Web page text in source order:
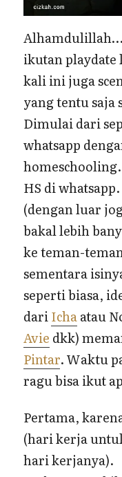
ikutan
kali ini juga
yang tentu saja
Dimulai dari
whatsapp
HS di
(dengan luar
bakal lebih
ke teman-
sementara
seperti biasa,
dariIchaatau
Avie dkk)
Pintar. Waktu
ragu bisa ikut
Pertama,
(hari kerja
hari kerjanya).